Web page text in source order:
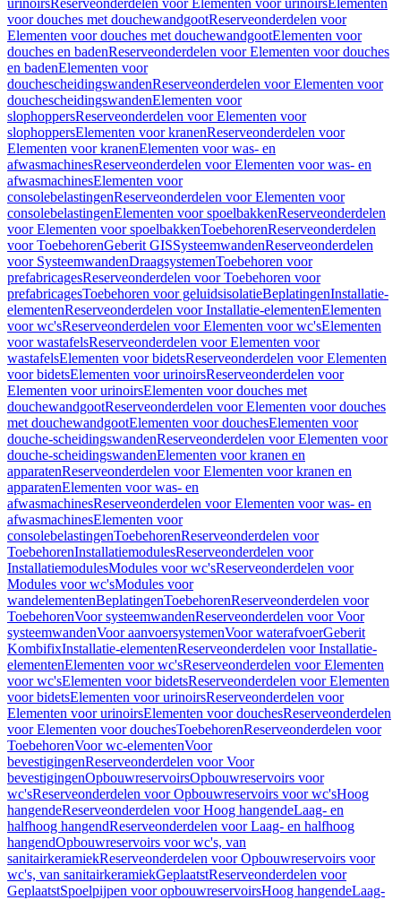
urinoirsReserveonderdelen voor Elementen voor urinoirsElementen
voor douches met douchewandgootReserveonderdelen voor
Elementen voor douches met douchewandgootElementen voor
douches en badenReserveonderdelen voor Elementen voor douches
en badenElementen voor
douchescheidingswandenReserveonderdelen voor Elementen voor
douchescheidingswandenElementen voor
slophoppersReserveonderdelen voor Elementen voor
slophoppersElementen voor kranenReserveonderdelen voor
Elementen voor kranenElementen voor was- en
afwasmachinesReserveonderdelen voor Elementen voor was- en
afwasmachinesElementen voor
consolebelastingenReserveonderdelen voor Elementen voor
consolebelastingenElementen voor spoelbakkenReserveonderdelen
voor Elementen voor spoelbakkenToebehorenReserveonderdelen
voor ToebehorenGeberit GISSysteemwandenReserveonderdelen
voor SysteemwandenDraagsystemenToebehoren voor
prefabricagesReserveonderdelen voor Toebehoren voor
prefabricagesToebehoren voor geluidsisolatieBeplatingenInstallatie-
elementenReserveonderdelen voor Installatie-elementenElementen
voor wc'sReserveonderdelen voor Elementen voor wc'sElementen
voor wastafelsReserveonderdelen voor Elementen voor
wastafelsElementen voor bidetsReserveonderdelen voor Elementen
voor bidetsElementen voor urinoirsReserveonderdelen voor
Elementen voor urinoirsElementen voor douches met
douchewandgootReserveonderdelen voor Elementen voor douches
met douchewandgootElementen voor douchesElementen voor
douche-scheidingswandenReserveonderdelen voor Elementen voor
douche-scheidingswandenElementen voor kranen en
apparatenReserveonderdelen voor Elementen voor kranen en
apparatenElementen voor was- en
afwasmachinesReserveonderdelen voor Elementen voor was- en
afwasmachinesElementen voor
consolebelastingenToebehorenReserveonderdelen voor
ToebehorenInstallatiemodulesReserveonderdelen voor
InstallatiemodulesModules voor wc'sReserveonderdelen voor
Modules voor wc'sModules voor
wandelementenBeplatingenToebehorenReserveonderdelen voor
ToebehorenVoor systeemwandenReserveonderdelen voor Voor
systeemwandenVoor aanvoersystemenVoor waterafvoerGeberit
KombifixInstallatie-elementenReserveonderdelen voor Installatie-
elementenElementen voor wc'sReserveonderdelen voor Elementen
voor wc'sElementen voor bidetsReserveonderdelen voor Elementen
voor bidetsElementen voor urinoirsReserveonderdelen voor
Elementen voor urinoirsElementen voor douchesReserveonderdelen
voor Elementen voor douchesToebehorenReserveonderdelen voor
ToebehorenVoor wc-elementenVoor
bevestigingenReserveonderdelen voor Voor
bevestigingenOpbouwreservoirsOpbouwreservoirs voor
wc'sReserveonderdelen voor Opbouwreservoirs voor wc'sHoog
hangendeReserveonderdelen voor Hoog hangendeLaag- en
halfhoog hangendReserveonderdelen voor Laag- en halfhoog
hangendOpbouwreservoirs voor wc's, van
sanitairkeramiekReserveonderdelen voor Opbouwreservoirs voor
wc's, van sanitairkeramiekGeplaatstReserveonderdelen voor
GeplaatstSpoelpijpen voor opbouwreservoirsHoog hangendeLaag-